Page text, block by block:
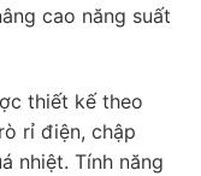
cao năng suất
thiết kế theo
rỉ điện, chập
nhiệt. Tính năng